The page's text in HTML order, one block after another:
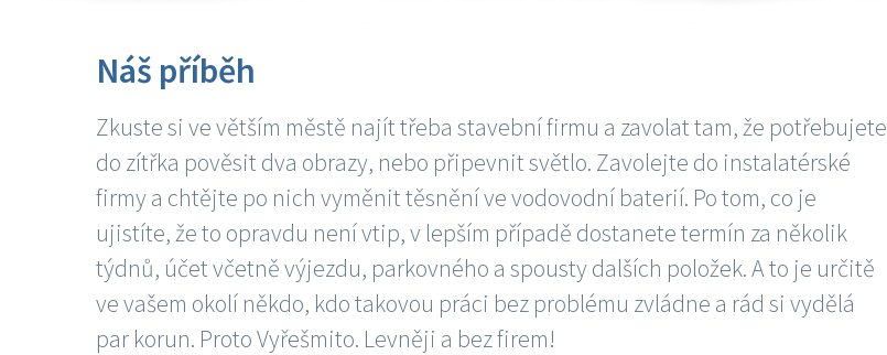
Náš příběh
Zkuste si ve větším městě najít třeba stavební firmu a zavolat tam, že potřebujete
do zítřka pověsit dva obrazy, nebo připevnit světlo. Zavolejte do instalatérské
firmy a chtějte po nich vyměnit těsnění ve vodovodní baterií. Po tom, co je
ujistíte, že to opravdu není vtip, v lepším případě dostanete termín za několik
týdnů, účet včetně výjezdu, parkovného a spousty dalších položek. A to je určitě
ve vašem okolí někdo, kdo takovou práci bez problému zvládne a rád si vydělá
par korun. Proto Vyřešmito. Levněji a bez firem!